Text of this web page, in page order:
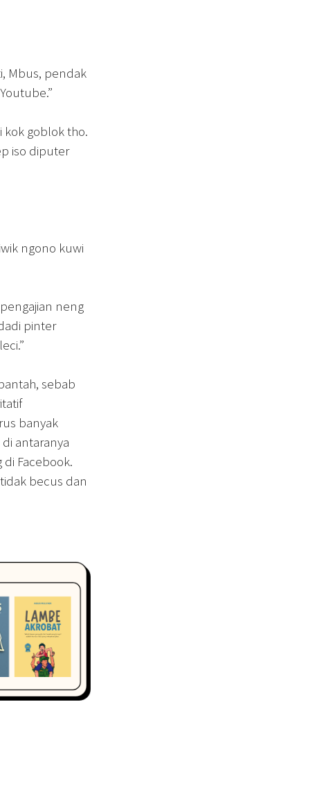
Mbus, pendak
kok goblok tho.
iso diputer
ngono kuwi
neng
pinter
sebab
banyak
antaranya
Facebook.
becus dan